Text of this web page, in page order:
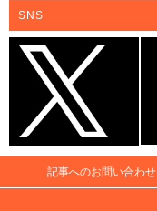
SNS
記事へのお問い合わせ